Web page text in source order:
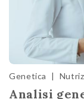
Genetica |
Analisi